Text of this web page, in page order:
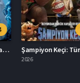
6.7
2026